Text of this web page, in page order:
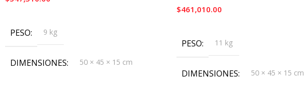
PESO 9 kg
DIMENSIONES 50 × 45 × 15 cm
$461,010.00
PESO 11 kg
DIMENSIONES 50 × 45 × 15 cm